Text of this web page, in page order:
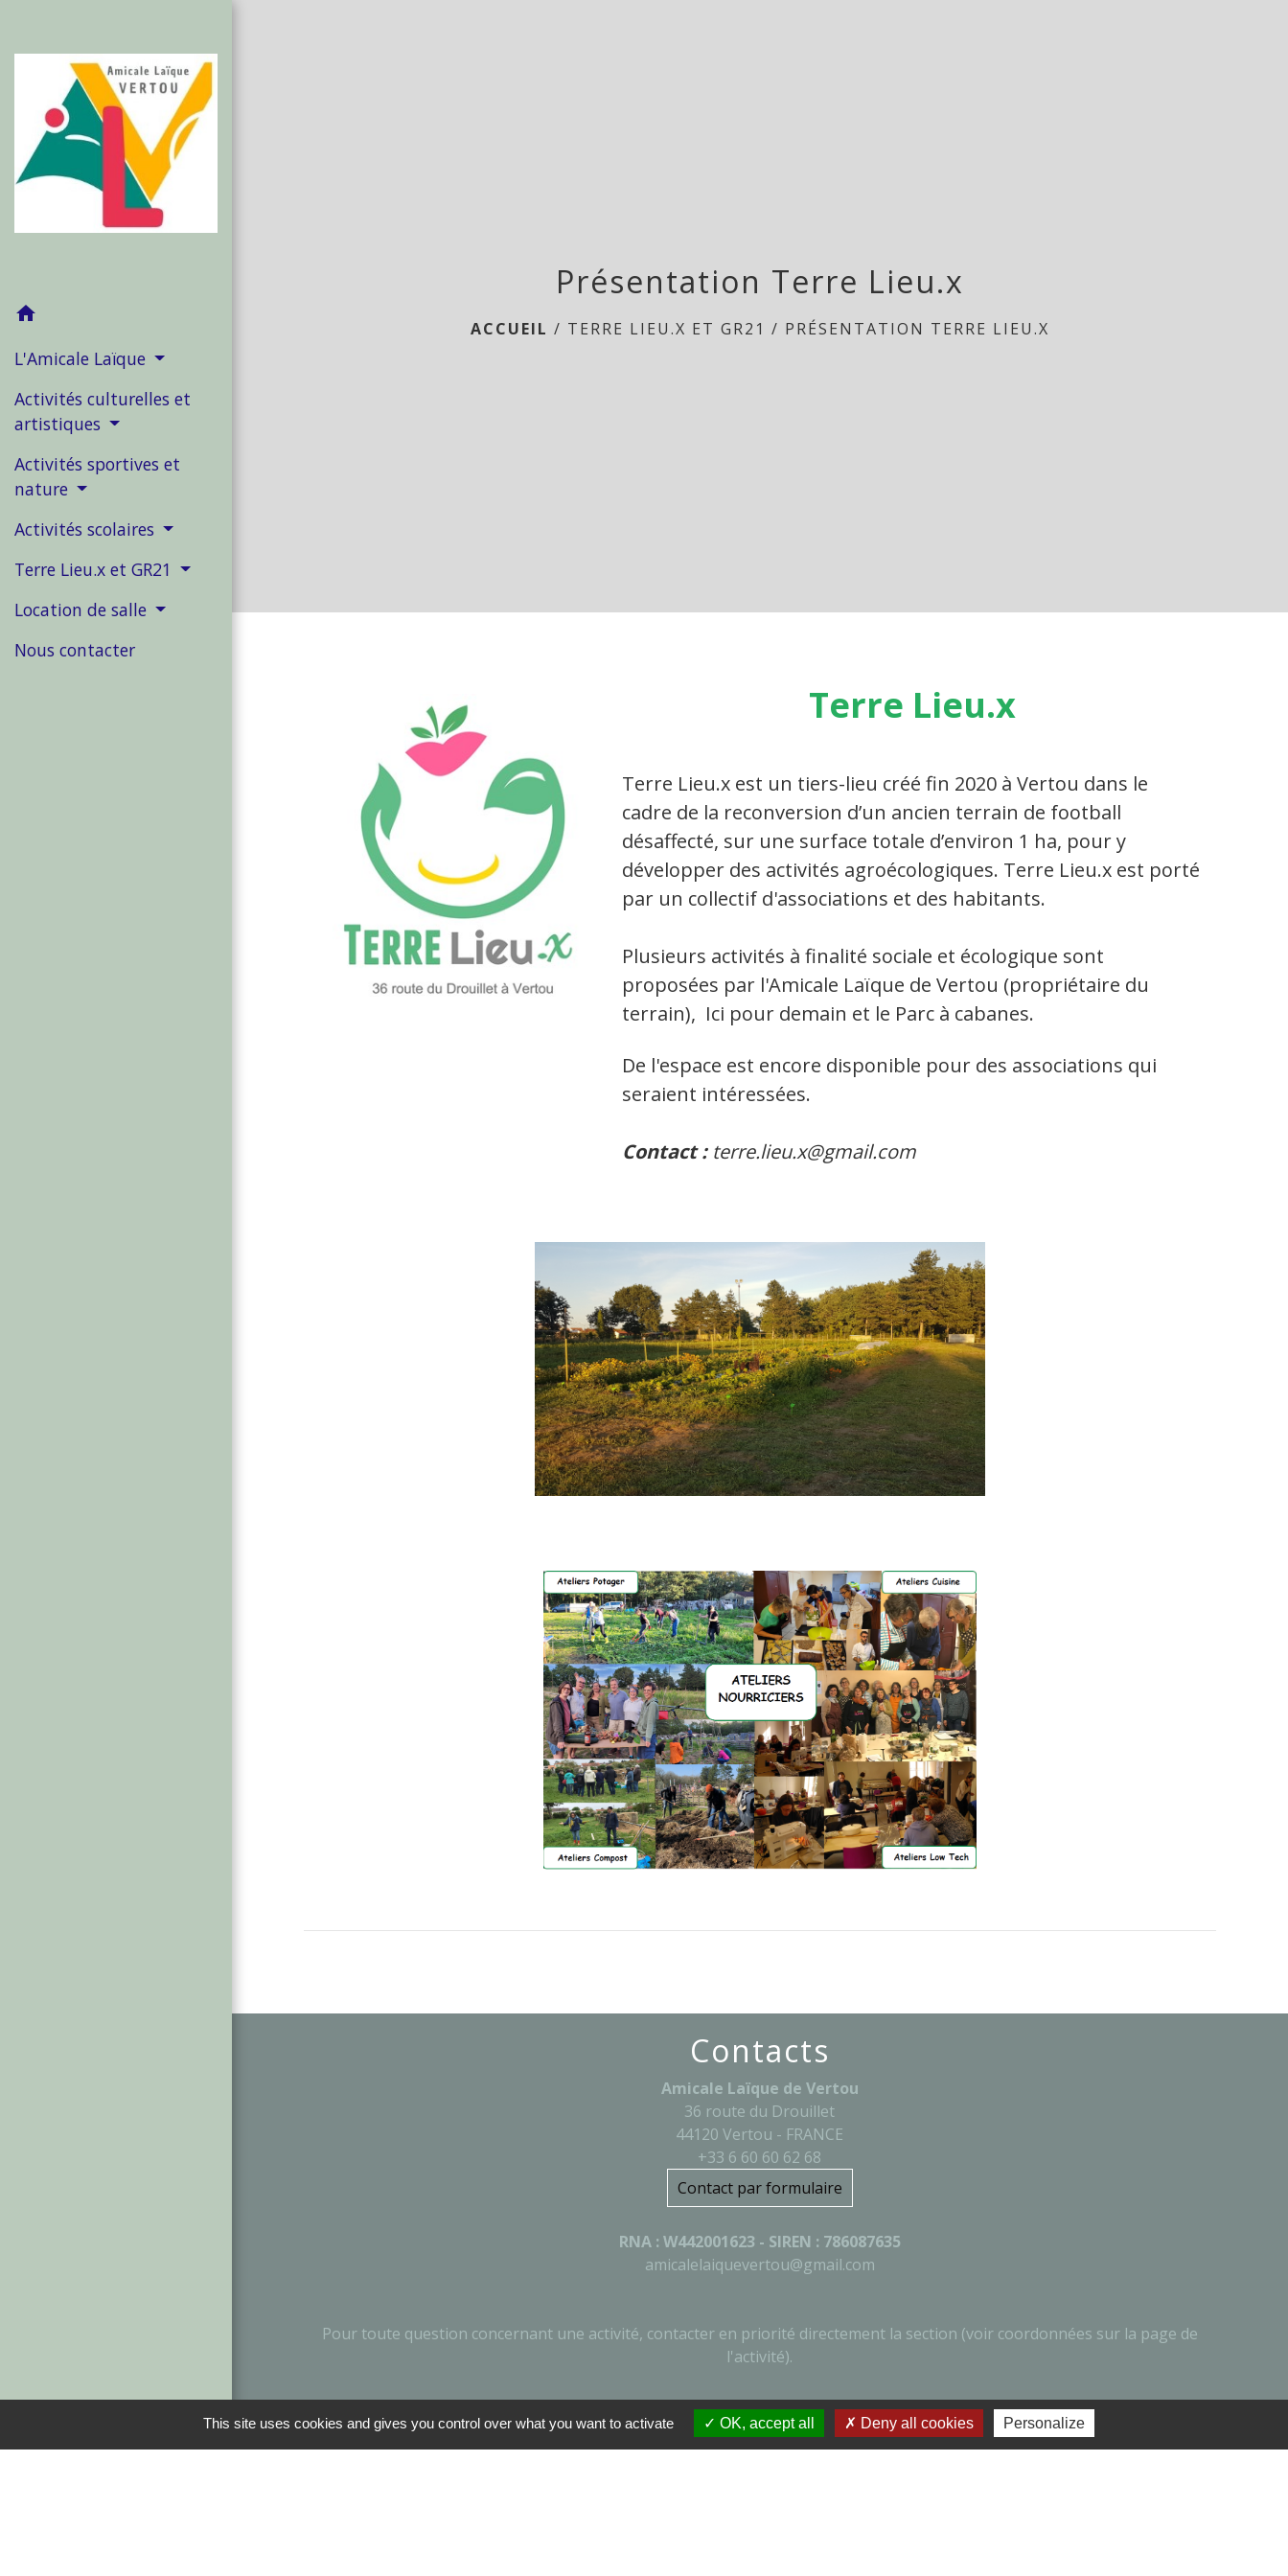
home
L'Amicale Laïque
Activités culturelles et
artistiques
Activités sportives et
nature
Activités scolaires
Terre Lieu.x et GR21
Location de salle
Nous contacter
Présentation Terre Lieu.x
ACCUEIL / TERRE LIEU.X ET GR21 / PRÉSENTATION TERRE LIEU.X
Terre Lieu.x
Terre Lieu.x est un tiers-lieu créé fin 2020 à Vertou dans le
cadre de la reconversion d’un ancien terrain de football
désaffecté, sur une surface totale d’environ 1 ha, pour y
développer des activités agroécologiques. Terre Lieu.x est porté
par un collectif d'associations et des habitants.
Plusieurs activités à finalité sociale et écologique sont
proposées par l'Amicale Laïque de Vertou (propriétaire du
terrain), Ici pour demain et le Parc à cabanes.
De l'espace est encore disponible pour des associations qui
seraient intéressées.
Contact : terre.lieu.x@gmail.com
Contacts
Amicale Laïque de Vertou
36 route du Drouillet
44120 Vertou - FRANCE
+33 6 60 60 62 68
Contact par formulaire
RNA : W442001623 - SIREN : 786087635
amicalelaiquevertou@gmail.com
Pour toute question concernant une activité, contacter en priorité directement la section (voir coordonnées sur la page de
l'activité).
This site uses cookies and gives you control over what you want to activate OK, accept all Deny all cookies Personalize